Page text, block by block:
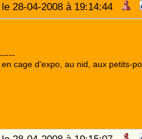
28-04-2008 à 19:14:44
en cage d'expo, au nid, aux petits-